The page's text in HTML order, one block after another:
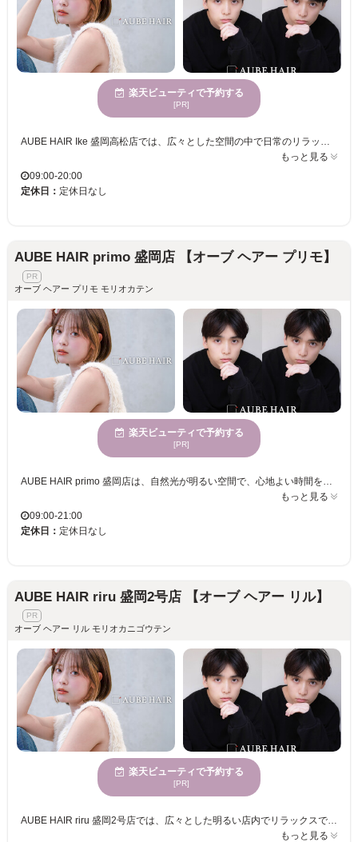
楽天ビューティで予約する
[PR]
AUBE HAIR Ike 盛岡高松店では、広々とした空間の中で日常のリラックスした時間を提供します。当店では一人ひとりの髪質や骨格をしっかり見極め、ライフスタイルに合ったスタイルをご提案します。若い女性に人気ですが、男女問わず“自分に似合う”スタイルを見つけていただけます。気軽に通える価格で、トレンド感溢れる理想のヘアスタイルをキープできます。毎日がもっと楽しくなる似合わせヘアを、AUBE HAIR Ikeでぜひ体験してください。マンツーマンの丁寧なカウンセリングと施術で、あなたのなりたいを叶えます。
もっと見る
09:00-20:00
定休日： 定休日なし
AUBE HAIR primo 盛岡店 【オーブ ヘアー プリモ】
オーブ ヘアー プリモ モリオカテン
楽天ビューティで予約する
[PR]
もっと見る
09:00-21:00
定休日： 定休日なし
AUBE HAIR riru 盛岡2号店 【オーブ ヘアー リル】
オーブ ヘアー リル モリオカニゴウテン
楽天ビューティで予約する
[PR]
もっと見る